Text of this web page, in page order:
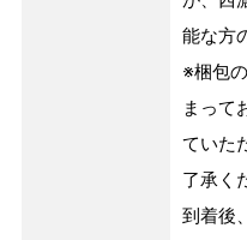
能な方
※梱包
まって
ていた
了承く
到着後